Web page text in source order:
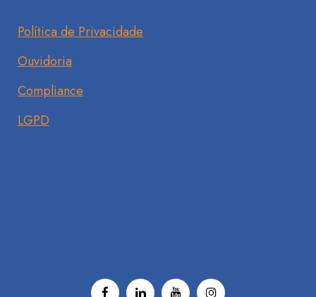
Política de Privacidade
Ouvidoria
Compliance
LGPD